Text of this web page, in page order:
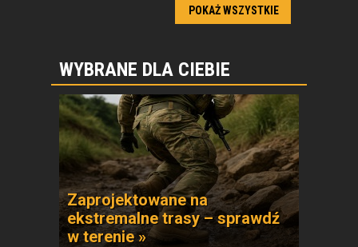
POKAŻ WSZYSTKIE
WYBRANE DLA CIEBIE
Zaprojektowane na
ekstremalne trasy – sprawdź
w terenie »